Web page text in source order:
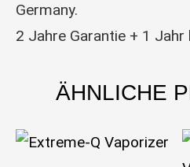
Germany.
2 Jahre Garantie + 1 Jahr
ÄHNLICHE